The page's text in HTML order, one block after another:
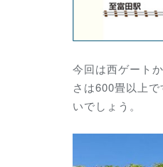
今回は西ゲート
さは600畳以上
いでしょう。